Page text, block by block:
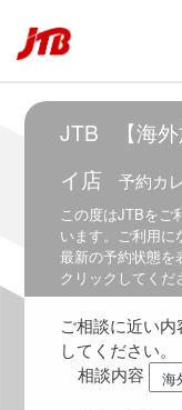
JTB
【海
イ店 予約カ
この度はJTBをご
います。ご利用に
最新の予約状態を
クリックしてくだ
ご相談に近い
してください。
相談内容
5:30
～
6:00
7:30
6:30
8:00
7:00
7:30